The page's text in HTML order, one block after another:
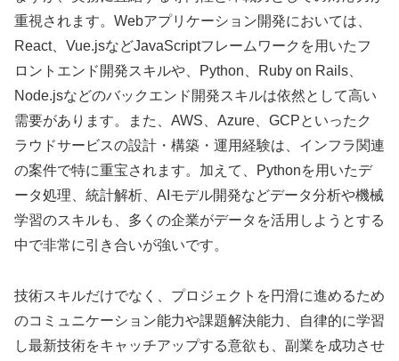
重視されます。Webアプリケーション開発においては、
React、Vue.jsなどJavaScriptフレームワークを用いたフ
ロントエンド開発スキルや、Python、Ruby on Rails、
Node.jsなどのバックエンド開発スキルは依然として高い
需要があります。また、AWS、Azure、GCPといったク
ラウドサービスの設計・構築・運用経験は、インフラ関連
の案件で特に重宝されます。加えて、Pythonを用いたデ
ータ処理、統計解析、AIモデル開発などデータ分析や機械
学習のスキルも、多くの企業がデータを活用しようとする
中で非常に引き合いが強いです。
技術スキルだけでなく、プロジェクトを円滑に進めるため
のコミュニケーション能力や課題解決能力、自律的に学習
し最新技術をキャッチアップする意欲も、副業を成功させ